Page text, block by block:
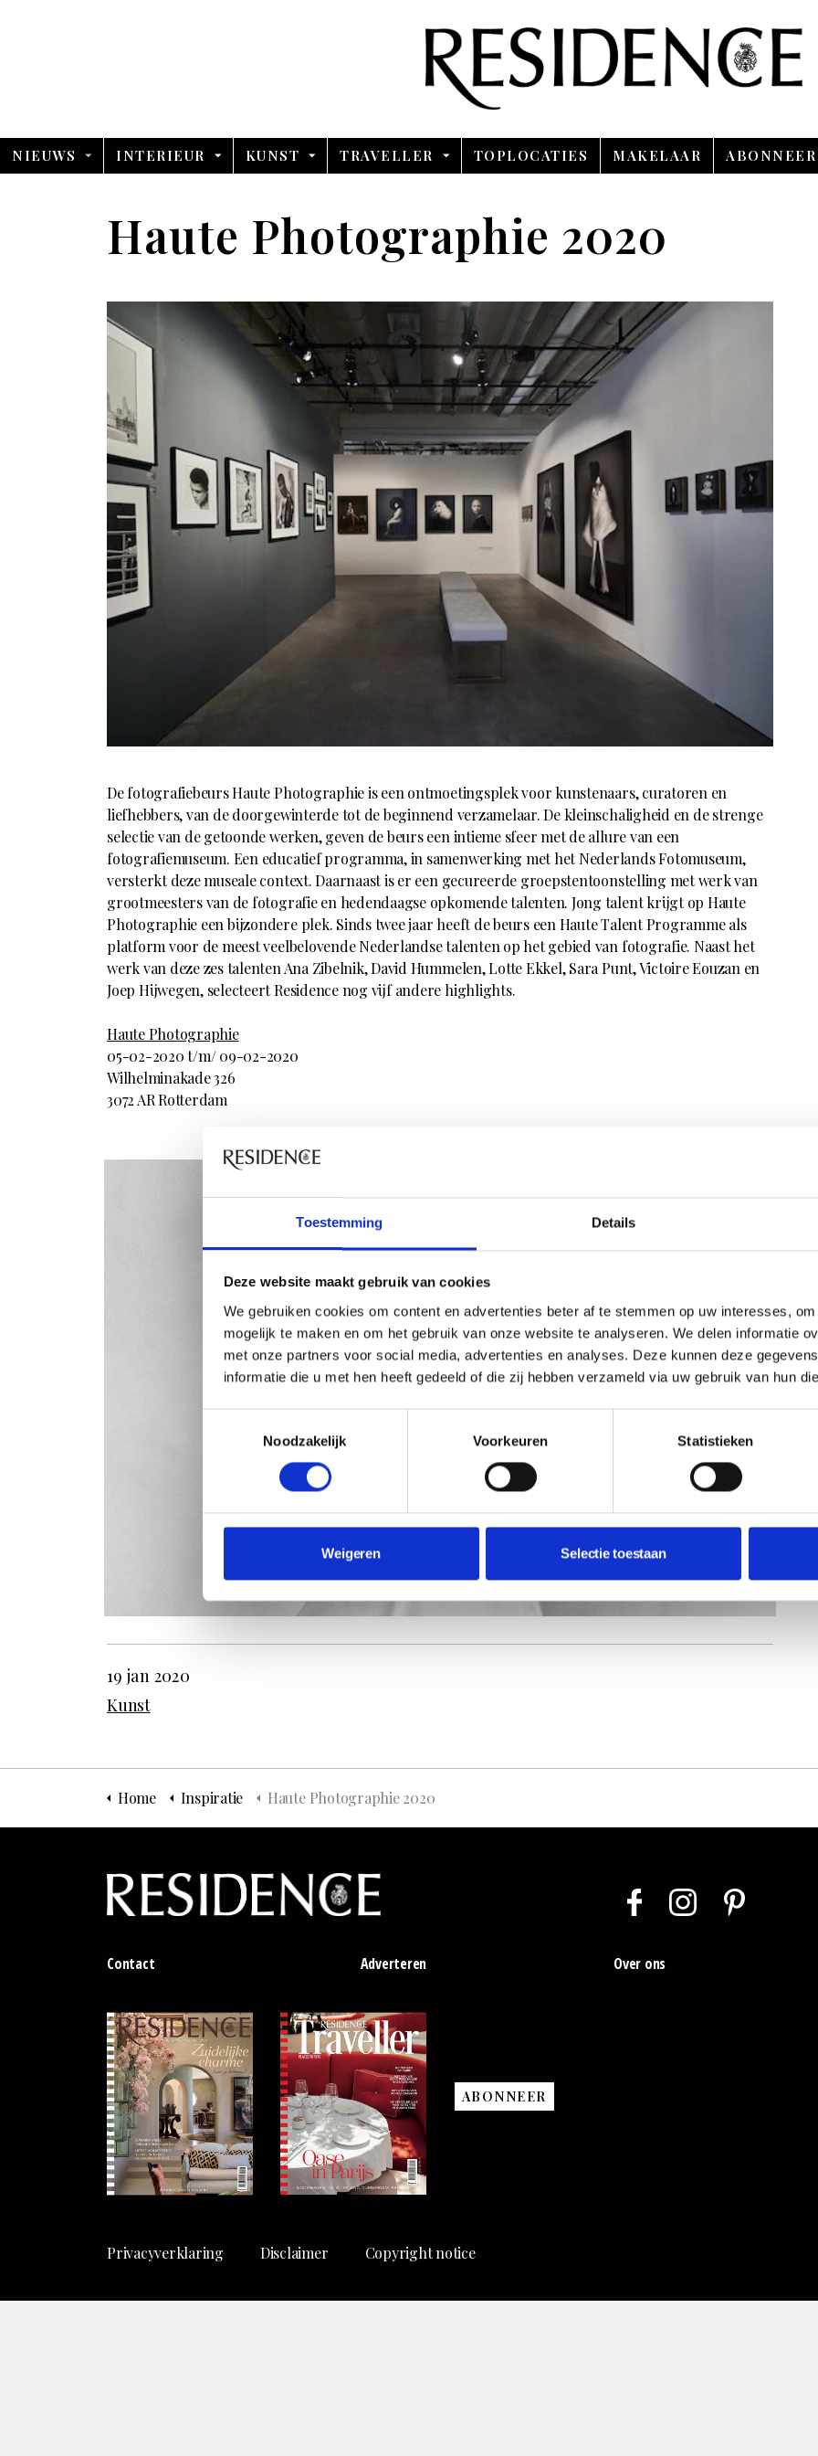
Toestemming Details
Deze website maakt gebruik van cookies
We gebruiken cookies om content en advertenties beter af te stemmen op uw interesses,
mogelijk te maken en om het gebruik van onze website te analyseren. We delen informatie
met onze partners voor social media, advertenties en analyses. Deze kunnen deze
informatie die u met hen heeft gedeeld of die zij hebben verzameld via uw gebruik van hun
Noodzakelijk
Voorkeuren Statistieken
Weigeren Selectie toestaan
NIEUWS INTERIEUR KUNST TRAVELLER TOPLOCATIES MAKELAAR ABONNEER
Haute Photographie 2020
De fotografiebeurs Haute Photographie is een ontmoetingsplek voor kunstenaars, curatoren en
liefhebbers, van de doorgewinterde tot de beginnend verzamelaar. De kleinschaligheid en de strenge
selectie van de getoonde werken, geven de beurs een intieme sfeer met de allure van een
fotografiemuseum. Een educatief programma, in samenwerking met het Nederlands Fotomuseum,
versterkt deze museale context. Daarnaast is er een gecureerde groepstentoonstelling met werk van
grootmeesters van de fotografie en hedendaagse opkomende talenten. Jong talent krijgt op Haute
Photographie een bijzondere plek. Sinds twee jaar heeft de beurs een Haute Talent Programme als
platform voor de meest veelbelovende Nederlandse talenten op het gebied van fotografie. Naast het
werk van deze zes talenten Ana Zibelnik, David Hummelen, Lotte Ekkel, Sara Punt, Victoire Eouzan en
Joep Hijwegen, selecteert Residence nog vijf andere highlights.
Haute Photographie
05-02-2020 t/m/ 09-02-2020
Wilhelminakade 326
3072 AR Rotterdam
19 jan 2020
Kunst
Home Inspiratie Haute Photographie 2020
Contact Adverteren Over ons
ABONNEER
Privacyverklaring Disclaimer Copyright notice